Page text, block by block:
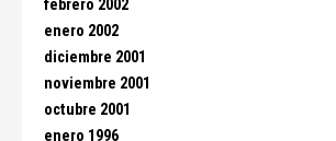
febrero 2002
enero 2002
diciembre 2001
noviembre 2001
octubre 2001
enero 1996